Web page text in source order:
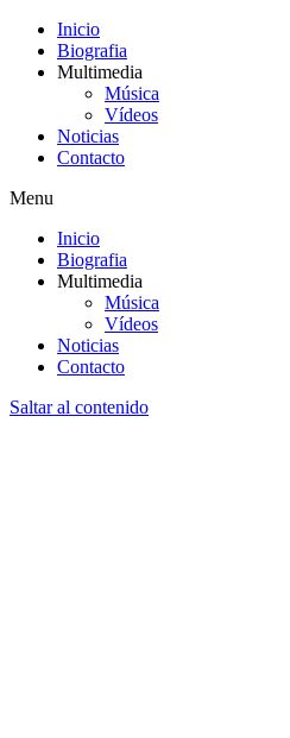
Inicio
Biografia
Multimedia
Música
Vídeos
Noticias
Contacto
Menu
Inicio
Biografia
Multimedia
Música
Vídeos
Noticias
Contacto
Saltar al contenido